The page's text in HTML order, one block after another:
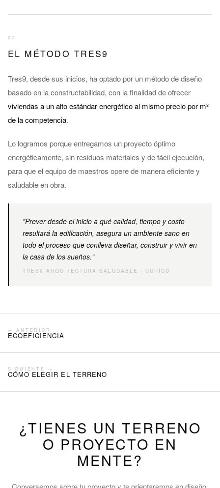
07
EL MÉTODO TRES9
Tres9, desde sus inicios, ha optado por un método de diseño
basado en la constructabilidad, con la finalidad de ofrecer
viviendas a un alto estándar energético al mismo precio por m²
de la competencia.
Lo logramos porque entregamos un proyecto óptimo
energéticamente, sin residuos materiales y de fácil ejecución,
para que el equipo de maestros opere de manera eficiente y
saludable en obra.
"Prever desde el inicio a qué calidad, tiempo y costo
resultará la edificación, asegura un ambiente sano en
todo el proceso que conlleva diseñar, construir y vivir en
la casa de los sueños."
TRES9 ARQUITECTURA SALUDABLE · CURICÓ
← ANTERIOR
ECOEFICIENCIA
SIGUIENTE →
CÓMO ELEGIR EL TERRENO
¿TIENES UN TERRENO
O PROYECTO EN
MENTE?